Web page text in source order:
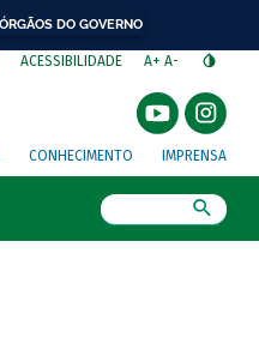
ÓRGÃOS DO GOVERNO
ACESSIBILIDADE A+ A-
CONHECIMENTO IMPRENSA